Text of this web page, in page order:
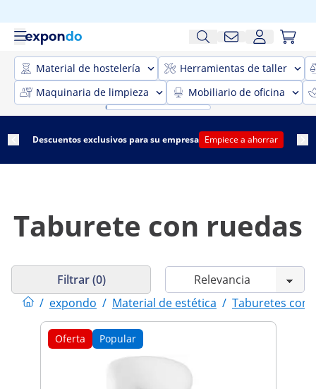
Material de hostelería
Herramientas de taller
Maquinaria de limpieza
Mobiliario de oficina
Descuentos exclusivos para su empresa Empiece a ahorrar
Taburete con ruedas
/ expondo / Material de estética / Taburetes con
Filtrar (0)
Oferta Popular